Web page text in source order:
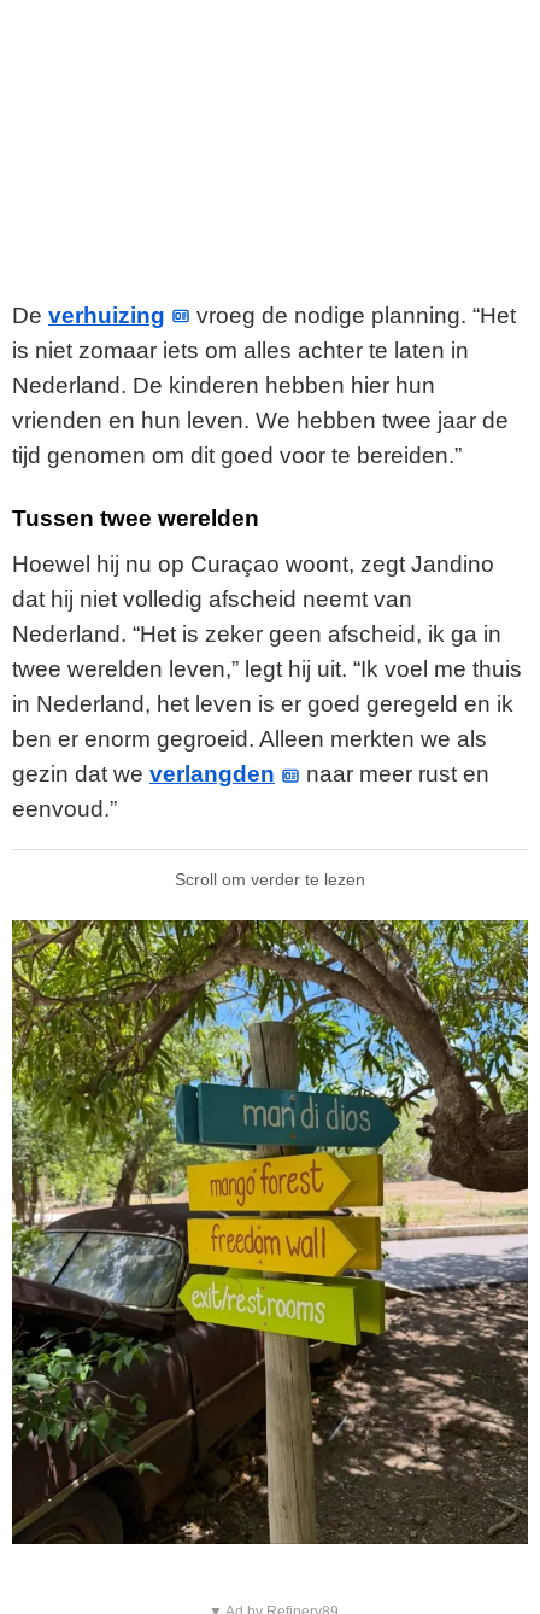
De verhuizing
vroeg de nodige planning. “Het
is niet zomaar iets om alles achter te laten in
Nederland. De kinderen hebben hier hun
vrienden en hun leven. We hebben twee jaar de
tijd genomen om dit goed voor te bereiden.”
Tussen twee werelden
Hoewel hij nu op Curaçao woont, zegt Jandino
dat hij niet volledig afscheid neemt van
Nederland. “Het is zeker geen afscheid, ik ga in
twee werelden leven,” legt hij uit. “Ik voel me thuis
in Nederland, het leven is er goed geregeld en ik
ben er enorm gegroeid. Alleen merkten we als
gezin dat we verlangden
naar meer rust en
eenvoud.”
Scroll om verder te lezen